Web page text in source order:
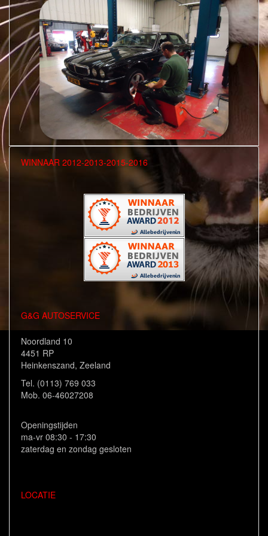
WINNAAR 2012-2013-2015-2016
G&G AUTOSERVICE
Noordland 10
4451 RP
Heinkenszand, Zeeland
Tel. (0113) 769 033
Mob. 06-46027208
Openingstijden
ma-vr 08:30 - 17:30
zaterdag en zondag gesloten
LOCATIE